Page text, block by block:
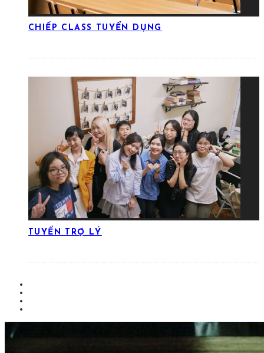
CHIẾP CLASS TUYỂN DỤNG
TUYỂN TRỢ LÝ